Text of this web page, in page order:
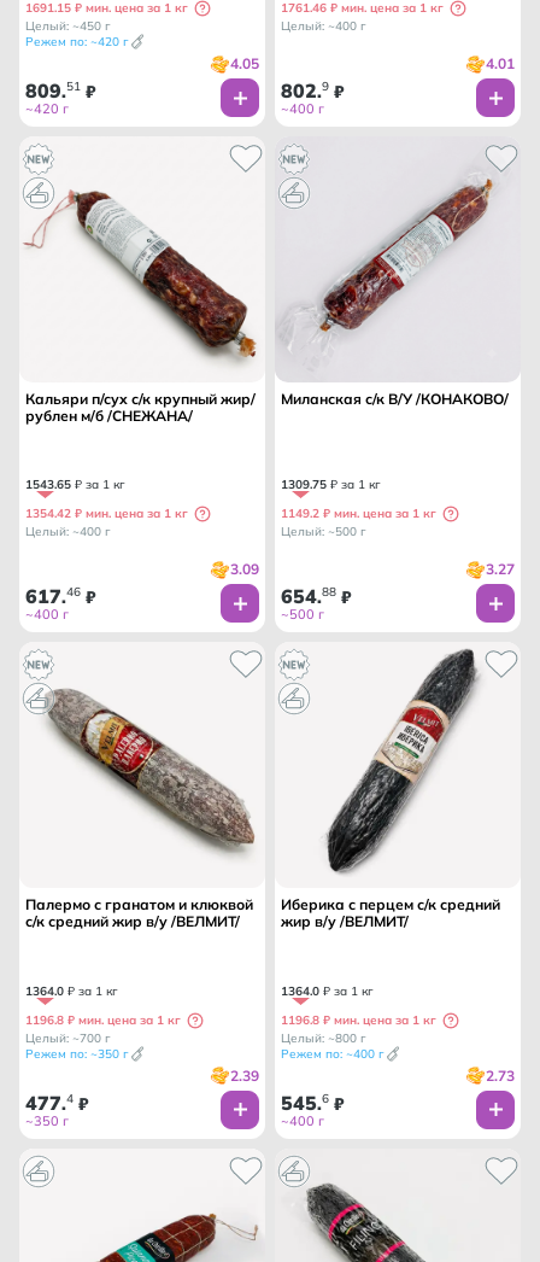
1691.15 ₽ мин. цена за 1 кг
Целый: ~450 г
Режем по: ~420 г
4.05
809.51 ₽
~420 г
1761.46 ₽ мин. цена за 1 кг
Целый: ~400 г
4.01
802.9 ₽
~400 г
Кальяри п/сух с/к крупный жир/
рублен м/б /СНЕЖАНА/
1543.65 ₽ за 1 кг
1354.42 ₽ мин. цена за 1 кг
Целый: ~400 г
3.09
617.46 ₽
~400 г
Миланская с/к В/У /КОНАКОВО/
1309.75 ₽ за 1 кг
1149.2 ₽ мин. цена за 1 кг
Целый: ~500 г
3.27
654.88 ₽
~500 г
Палермо с гранатом и клюквой
с/к средний жир в/у /ВЕЛМИТ/
1364.0 ₽ за 1 кг
1196.8 ₽ мин. цена за 1 кг
Целый: ~700 г
Режем по: ~350 г
2.39
477.4 ₽
~350 г
Иберика с перцем с/к средний
жир в/у /ВЕЛМИТ/
1364.0 ₽ за 1 кг
1196.8 ₽ мин. цена за 1 кг
Целый: ~800 г
Режем по: ~400 г
2.73
545.6 ₽
~400 г